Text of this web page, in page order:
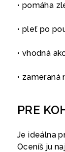
• pomáha
• pleť po
• vhodná
•
PRE
Je ideálna
Oceníš ju